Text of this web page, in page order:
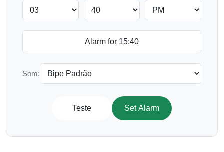
Som:
Teste Set Alarm